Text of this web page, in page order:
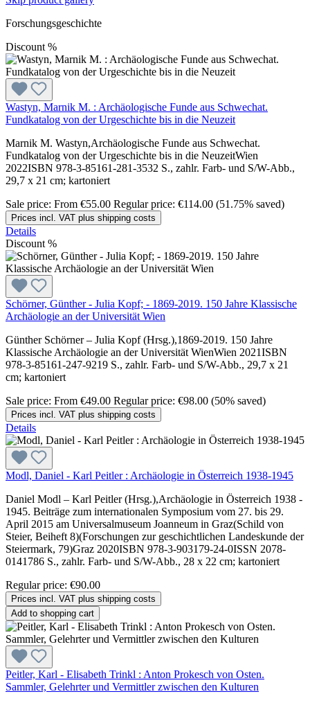
Forschungsgeschichte
Discount %
Wastyn, Marnik M. : Archäologische Funde aus Schwechat.
Fundkatalog von der Urgeschichte bis in die Neuzeit
Marnik M. Wastyn,Archäologische Funde aus Schwechat.
Fundkatalog von der Urgeschichte bis in die NeuzeitWien
2022ISBN 978-3-85161-281-3532 S., zahlr. Farb- und S/W-Abb.,
29,7 x 21 cm; kartoniert
Sale price: From €55.00 Regular price: €114.00 (51.75% saved)
Prices incl. VAT plus shipping costs
Details
Discount %
Schörner, Günther - Julia Kopf; - 1869-2019. 150 Jahre Klassische
Archäologie an der Universität Wien
Günther Schörner – Julia Kopf (Hrsg.),1869-2019. 150 Jahre
Klassische Archäologie an der Universität WienWien 2021ISBN
978-3-85161-247-9219 S., zahlr. Farb- und S/W-Abb., 29,7 x 21
cm; kartoniert
Sale price: From €49.00 Regular price: €98.00 (50% saved)
Prices incl. VAT plus shipping costs
Details
Modl, Daniel - Karl Peitler : Archäologie in Österreich 1938-1945
Daniel Modl – Karl Peitler (Hrsg.),Archäologie in Österreich 1938 -
1945. Beiträge zum internationalen Symposium vom 27. bis 29.
April 2015 am Universalmuseum Joanneum in Graz(Schild von
Steier, Beiheft 8)(Forschungen zur geschichtlichen Landeskunde der
Steiermark, 79)Graz 2020ISBN 978-3-903179-24-0ISSN 2078-
0141786 S., zahlr. Farb- und S/W-Abb., 28 x 22 cm; kartoniert
Regular price: €90.00
Prices incl. VAT plus shipping costs
Add to shopping cart
Peitler, Karl - Elisabeth Trinkl : Anton Prokesch von Osten.
Sammler, Gelehrter und Vermittler zwischen den Kulturen